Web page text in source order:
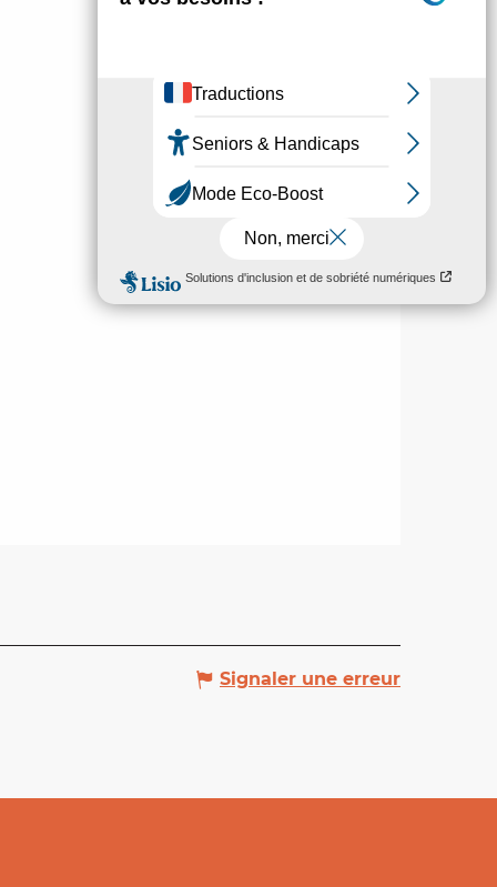
Signaler une erreur